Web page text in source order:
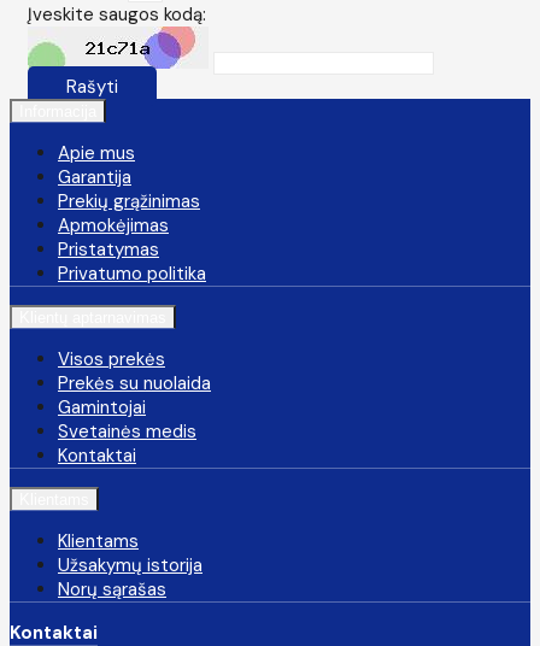
Įveskite saugos kodą:
Rašyti
Apie mus
Garantija
Prekių grąžinimas
Apmokėjimas
Pristatymas
Privatumo politika
Visos prekės
Prekės su nuolaida
Gamintojai
Svetainės medis
Kontaktai
Klientams
Užsakymų istorija
Norų sąrašas
Kontaktai